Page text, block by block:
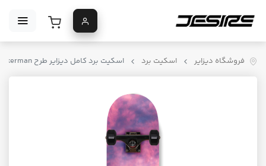
فروشگاه دیزایر اسکیت برد اسکیت برد کامل دیزایر طرح Levi Ackerman